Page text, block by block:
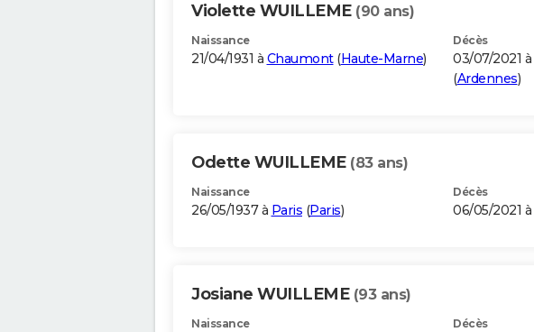
Violette WUILLEME (90 ans)
Naissance
21/04/1931 à Chaumont(Haute-Marne)
Décès
03/07/2021 à
(Ardennes)
Odette WUILLEME (83 ans)
Naissance
26/05/1937 à Paris (Paris)
Décès
06/05/2021 à
Josiane WUILLEME (93 ans)
Naissance Décès